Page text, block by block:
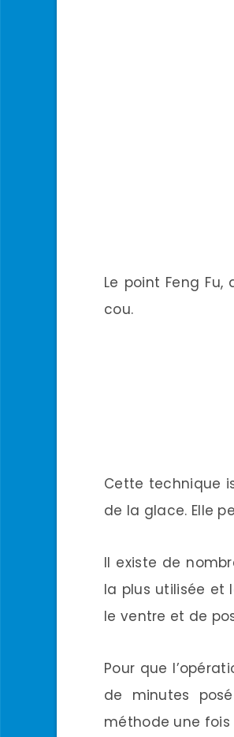
Le point Feng
cou.
Cette technique
de la glace. Elle
Il existe de
la plus utilisée et
le ventre et de
Pour que
de minutes
méthode une